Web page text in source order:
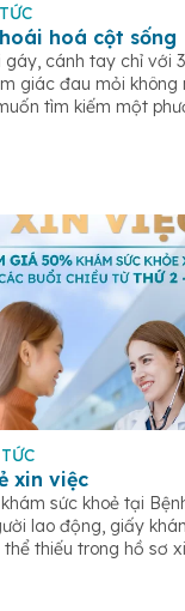
hoá cột sống
cánh tay chỉ với
giác đau mỏi không
tìm kiếm một
[…]
xin việc
sức khoẻ tại
lao động, giấy
thiếu trong hồ sơ